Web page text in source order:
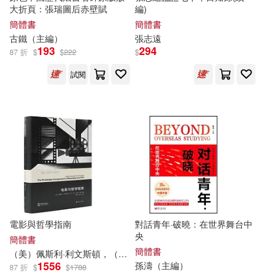
張德芬(17) 孫梓評(16)
邱嘉慧(16) 高培耘(16)
張劍（主編）(15) 張大春(15)
張維中(15) 本書編寫組(15)
楊金(15) 王光賢（主編）(15)
人民衛生出版社(123)
悅文社(123)
上海科學技術出版社(116)
上海交通大學出版社(108)
重慶出版社(107)
上海書畫出版社(106)
化學工業出版社(104)
大折頁：張瑞圖后赤壁賦
簡體書
古鐵（主編）
87 折 $193 $222
試閱
編)
簡體書
張志遠
$294
電影與哲學指南
簡體書
（美）佩斯利·利文斯頓，（美）卡爾·普蘭丁格（
87 折 $1556 $1788
對話青年·破曉：在世界舞台中
央
簡體書
孫濤（主編）